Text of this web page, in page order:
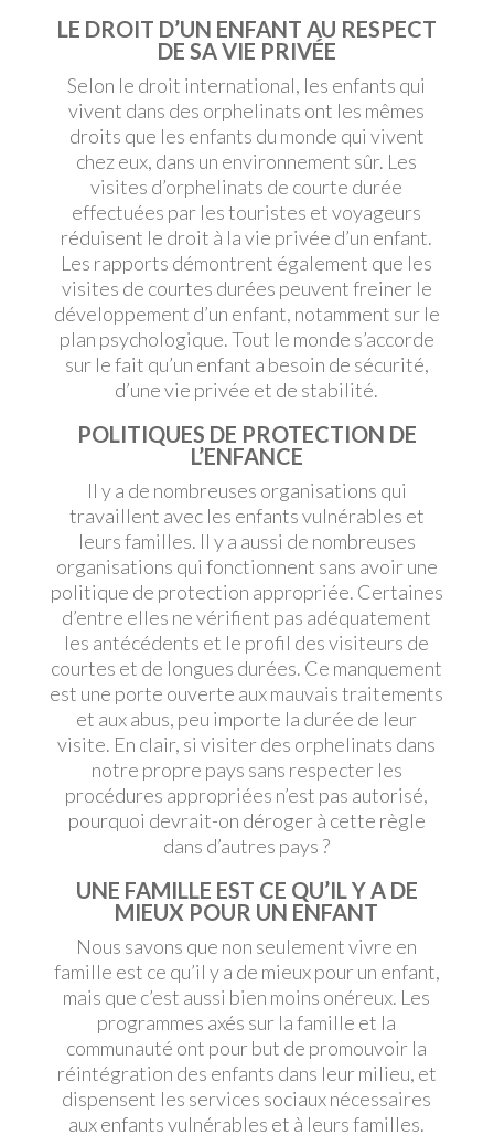
LE DROIT D’UN ENFANT AU RESPECT
DE SA VIE PRIVÉE
Selon le droit international, les enfants qui
vivent dans des orphelinats ont les mêmes
droits que les enfants du monde qui vivent
chez eux, dans un environnement sûr. Les
visites d’orphelinats de courte durée
effectuées par les touristes et voyageurs
réduisent le droit à la vie privée d’un enfant.
Les rapports démontrent également que les
visites de courtes durées peuvent freiner le
développement d’un enfant, notamment sur le
plan psychologique. Tout le monde s’accorde
sur le fait qu’un enfant a besoin de sécurité,
d’une vie privée et de stabilité.
POLITIQUES DE PROTECTION DE
L’ENFANCE
Il y a de nombreuses organisations qui
travaillent avec les enfants vulnérables et
leurs familles. Il y a aussi de nombreuses
organisations qui fonctionnent sans avoir une
politique de protection appropriée. Certaines
d’entre elles ne vérifient pas adéquatement
les antécédents et le profil des visiteurs de
courtes et de longues durées. Ce manquement
est une porte ouverte aux mauvais traitements
et aux abus, peu importe la durée de leur
visite. En clair, si visiter des orphelinats dans
notre propre pays sans respecter les
procédures appropriées n’est pas autorisé,
pourquoi devrait-on déroger à cette règle
dans d’autres pays ?
UNE FAMILLE EST CE QU’IL Y A DE
MIEUX POUR UN ENFANT
Nous savons que non seulement vivre en
famille est ce qu’il y a de mieux pour un enfant,
mais que c’est aussi bien moins onéreux. Les
programmes axés sur lafamille et la
communauté ont pour but de promouvoir la
réintégration des enfants dans leur milieu, et
dispensent les services sociaux nécessaires
aux enfants vulnérables et à leurs familles.